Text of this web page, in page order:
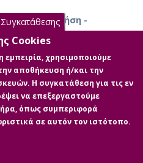
που προέκυψαν από
Γαλλικών. Σύμφωνα με
εκπαιδευτικούς, οι
εφαρμόζουν στοχεύουν
γνωστικών και
και λιγότερο στην
και την ανάδειξη της
Εμπορική Χρήση -
Cookies
εμπειρία, χρησιμοποιούμε
αποθήκευση ή/και την
Η συγκατάθεση για τις εν
να επεξεργαστούμε
όπως συμπεριφορά
σε αυτόν τον ιστότοπο.